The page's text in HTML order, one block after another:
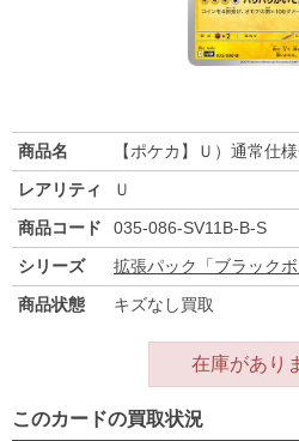
商品名
【ポケカ】Ｕ）通常仕
レアリティ
Ｕ
商品コード
035-086-SV11B-B-S
シリーズ
拡張パック「ブラックボ
商品状態
キズなし買取
在庫があり
このカードの買取状況